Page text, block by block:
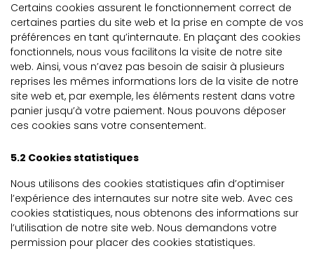
Certains cookies assurent le fonctionnement correct de
certaines parties du site web et la prise en compte de vos
préférences en tant qu’internaute. En plaçant des cookies
fonctionnels, nous vous facilitons la visite de notre site
web. Ainsi, vous n’avez pas besoin de saisir à plusieurs
reprises les mêmes informations lors de la visite de notre
site web et, par exemple, les éléments restent dans votre
panier jusqu’à votre paiement. Nous pouvons déposer
ces cookies sans votre consentement.
5.2 Cookies statistiques
Nous utilisons des cookies statistiques afin d’optimiser
l’expérience des internautes sur notre site web. Avec ces
cookies statistiques, nous obtenons des informations sur
l’utilisation de notre site web. Nous demandons votre
permission pour placer des cookies statistiques.